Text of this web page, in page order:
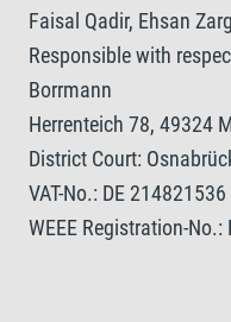
Faisal Qadir, Ehsan
Responsible with
Borrmann
Herrenteich 78, 49324
District Court:
VAT-No.: DE 214821536
WEEE Registration-No.: